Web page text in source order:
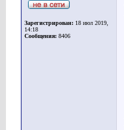
Зарегистрирован: 18 июл 2019,
14:18
Сообщения: 8406